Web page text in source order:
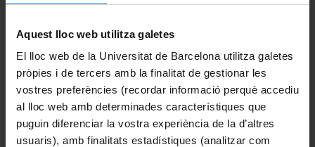
Aquest lloc web utilitza galetes
El lloc web de la Universitat de Barcelona utilitza galetes
pròpies i de tercers amb la finalitat de gestionar les
vostres preferències (recordar informació perquè accediu
al lloc web amb determinades característiques que
puguin diferenciar la vostra experiència de la d’altres
usuaris), amb finalitats estadístiques (analitzar com
Portals i intranets
Portal d'estudiants
Intranet UB (PDI i PTGAS)
Campus Virtual